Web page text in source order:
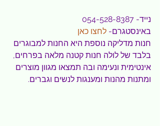
נייד- 054-528-8387
באינסטגרם- לחצו כאן
חנות מדליקה נוספת היא החנות למבוגרים
בלבד של לולה חנות קטנה מלאה בפרחים,
אינטימית ונעימה ובה תמצאו מגוון מוצרים
ומתנות מהנות ומענגות לנשים וגברים.